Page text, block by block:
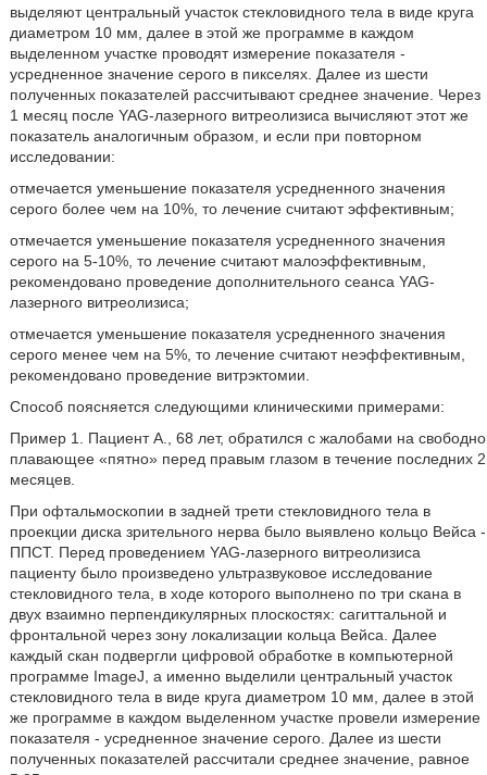
выделяют центральный участок стекловидного тела в виде круга
диаметром 10 мм, далее в этой же программе в каждом
выделенном участке проводят измерение показателя -
усредненное значение серого в пикселях. Далее из шести
полученных показателей рассчитывают среднее значение. Через
1 месяц после YAG-лазерного витреолизиса вычисляют этот же
показатель аналогичным образом, и если при повторном
исследовании:
отмечается уменьшение показателя усредненного значения
серого более чем на 10%, то лечение считают эффективным;
отмечается уменьшение показателя усредненного значения
серого на 5-10%, то лечение считают малоэффективным,
рекомендовано проведение дополнительного сеанса YAG-
лазерного витреолизиса;
отмечается уменьшение показателя усредненного значения
серого менее чем на 5%, то лечение считают неэффективным,
рекомендовано проведение витрэктомии.
Способ поясняется следующими клиническими примерами:
Пример 1. Пациент А., 68 лет, обратился с жалобами на свободно
плавающее «пятно» перед правым глазом в течение последних 2
месяцев.
При офтальмоскопии в задней трети стекловидного тела в
проекции диска зрительного нерва было выявлено кольцо Вейса -
ППСТ. Перед проведением YAG-лазерного витреолизиса
пациенту было произведено ультразвуковое исследование
стекловидного тела, в ходе которого выполнено по три скана в
двух взаимно перпендикулярных плоскостях: сагиттальной и
фронтальной через зону локализации кольца Вейса. Далее
каждый скан подвергли цифровой обработке в компьютерной
программе ImageJ, а именно выделили центральный участок
стекловидного тела в виде круга диаметром 10 мм, далее в этой
же программе в каждом выделенном участке провели измерение
показателя - усредненное значение серого. Далее из шести
полученных показателей рассчитали среднее значение, равное